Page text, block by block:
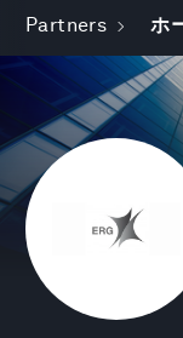
Partners ホ